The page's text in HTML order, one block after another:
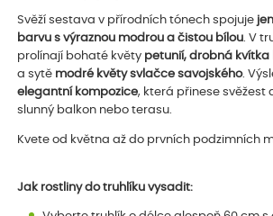
Svěží sestava v přírodních tónech spojuje
barvu s výraznou modrou a čistou bílou. V
prolínají bohaté květy petunií, drobná
a sytě modré květy svlačce savojského.
elegantní kompozice, která přinese svěžest
slunný balkon nebo terasu.
Kvete od května až do prvních podzimních
Jak rostliny do truhlíku vysadit: